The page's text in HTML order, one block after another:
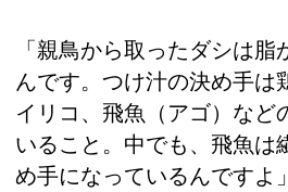
「親鳥から取ったダシは
んです。つけ汁の決め手は
イリコ、飛魚（アゴ）など
いること。中でも、飛魚は
め手になっているんですよ」